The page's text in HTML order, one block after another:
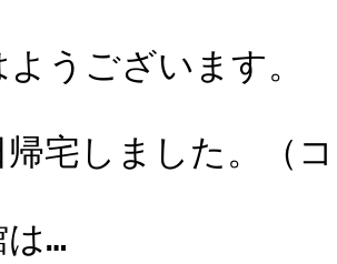
うございます。
帰宅しました。（
は…